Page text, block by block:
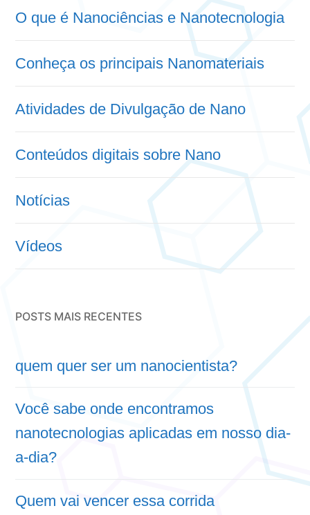
O que é Nanociências e Nanotecnologia
Conheça os principais Nanomateriais
Atividades de Divulgação de Nano
Conteúdos digitais sobre Nano
Notícias
Vídeos
POSTS MAIS RECENTES
quem quer ser um nanocientista?
Você sabe onde encontramos
nanotecnologias aplicadas em nosso dia-
a-dia?
Quem vai vencer essa corrida